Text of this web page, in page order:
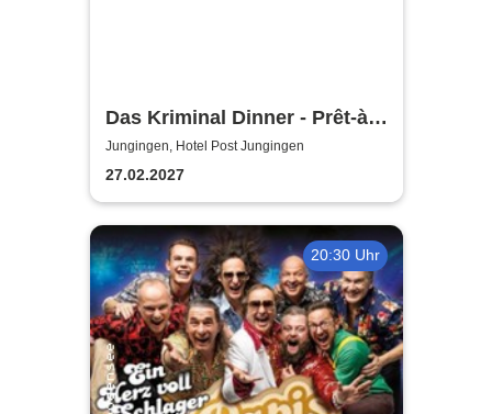
Das Kriminal Dinner - Prêt-à-
morter - Der letzte Schrei
Jungingen, Hotel Post Jungingen
27.02.2027
20:30 Uhr